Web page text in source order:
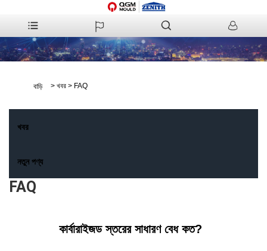
বাড়ি > খবর > FAQ
খবর
নতুন পণ্য
FAQ
কার্বারাইজড স্তরের সাধারণ বেধ কত?